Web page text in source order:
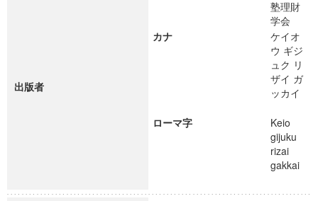
出版者
塾理財
学会
カナ
ケイオ
ウ ギジ
ュク リ
ザイ ガ
ッカイ
ローマ字
Keio
gijuku
rizai
gakkai